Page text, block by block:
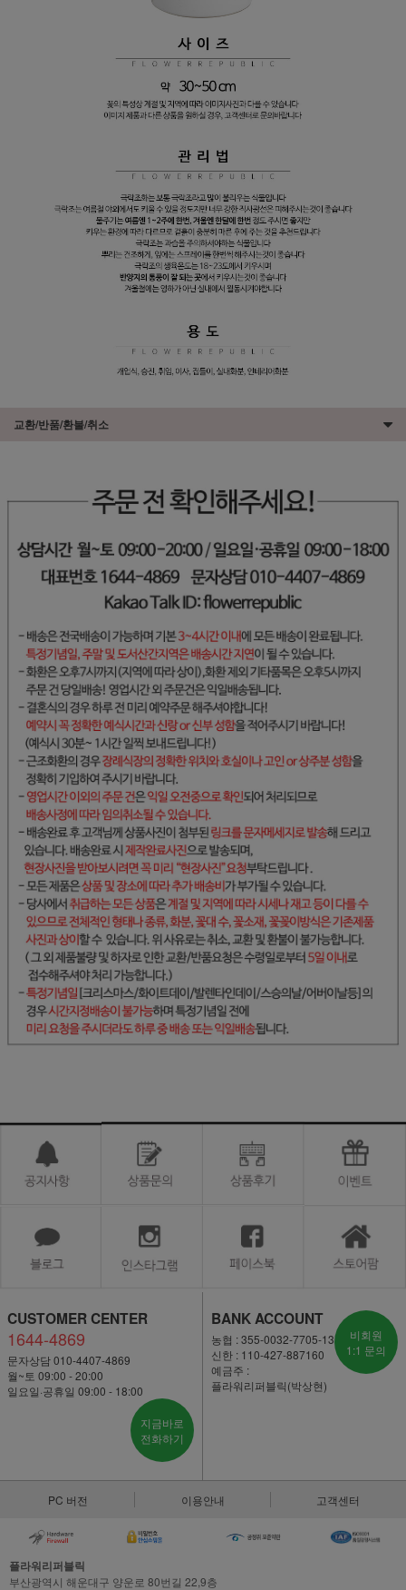
교환/반품/환불/취소
CUSTOMER CENTER
1644-4869
문자상담 010-4407-4869
월~토 09:00 - 20:00
일요일·공휴일 09:00 - 18:00
지금바로
전화하기
BANK ACCOUNT
농협 : 355-0032-7705-13
신한 : 110-427-887160
예금주 :
플라워리퍼블릭(박상현)
비회원
1:1 문의
PC 버전 이용안내 고객센터
플라워리퍼블릭
부산광역시 해운대구 양운로 80번길 22,9층